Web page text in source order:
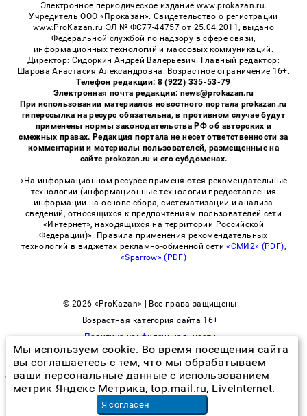
Электронное периодическое издание www.prokazan.ru.
Учредитель ООО «Проказан». Cвидетельство о регистрации
www.ProKazan.ru ЭЛ № ФС77-44757 от 25.04.2011, выдано
Федеральной службой по надзору в сфере связи,
информационных технологий и массовых коммуникаций.
Директор: Сидоркин Андрей Валерьевич. Главный редактор:
Шарова Анастасия Александровна. Возрастное ограничение 16+.
Телефон редакции: 8 (922) 335-53-79
Электронная почта редакции: news@prokazan.ru
При использовании материалов новостного портала prokazan.ru
гиперссылка на ресурс обязательна, в противном случае будут
применены нормы законодательства РФ об авторских и
смежных правах. Редакция портала не несет ответственности за
комментарии и материалы пользователей, размещенные на
сайте prokazan.ru и его субдоменах.
«На информационном ресурсе применяются рекомендательные
технологии (информационные технологии предоставления
информации на основе сбора, систематизации и анализа
сведений, относящихся к предпочтениям пользователей сети
«Интернет», находящихся на территории Российской
Федерации)». Правила применения рекомендательных
технологий в виджетах рекламно-обменной сети«СМИ2» (PDF),
«Sparrow» (PDF)
© 2026 «ProKazan» | Все права защищены
Возрастная категория сайта 16+
Политика конфиденциальности
сколько стоит обработка от тараканов в квартире москва
монтаж панелей мдфв Самаре
Мы используем cookie. Во время посещения сайта
вы соглашаетесь с тем, что мы обрабатываем
ваши персональные данные с использованием
метрик Яндекс Метрика, top.mail.ru, LiveInternet.
Я согласен